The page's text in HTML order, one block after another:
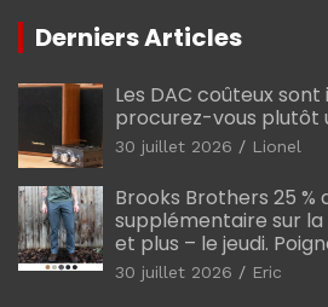
Derniers Articles
Les DAC coûteux sont
procurez-vous plutôt
30 juillet 2026 Lionel
Brooks Brothers 25 %
supplémentaire sur la
et plus – le jeudi.
30 juillet 2026 Eric